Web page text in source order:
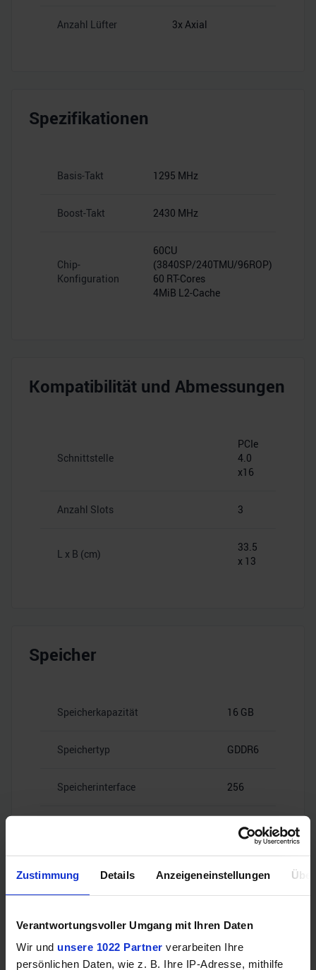
Zustimmung Details Anzeigeneinstellungen
Verantwortungsvoller Umgang mit Ihren Daten
Wir und unsere 1022 Partner verarbeiten Ihre
persönlichen Daten, wie z. B. Ihre IP-Adresse, mithilfe
Anzahl Lüfter 3x Axial
Spezifikationen
Basis-Takt 1295 MHz
Boost-Takt 2430 MHz
Chip-
Konfiguration
60CU
(3840SP/240TMU/96ROP)
60 RT-Cores
4MiB L2-Cache
Kompatibilität und Abmessungen
Schnittstelle
PCIe
4.0
x16
Anzahl Slots 3
L x B (cm)
33.5
x 13
Speicher
Speicherkapazität 16 GB
Speichertyp GDDR6
Speicherinterface 256
19.5
Gbps
Videoanschlüsse